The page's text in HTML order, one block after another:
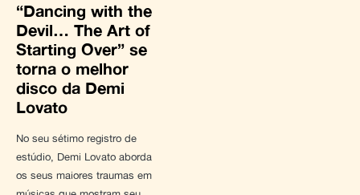
“Dancing with the
Devil… The Art of
Starting Over” se
torna o melhor
disco da Demi
Lovato
No seu sétimo registro de
estúdio, Demi Lovato aborda
os seus maiores traumas em